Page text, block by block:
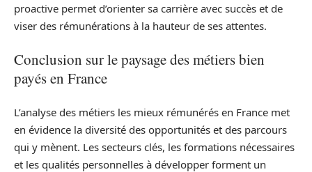
proactive permet d’orienter sa carrière avec succès et de
viser des rémunérations à la hauteur de ses attentes.
Conclusion sur le paysage des métiers bien
payés en France
L’analyse des métiers les mieux rémunérés en France met
en évidence la diversité des opportunités et des parcours
qui y mènent. Les secteurs clés, les formations nécessaires
et les qualités personnelles à développer forment un